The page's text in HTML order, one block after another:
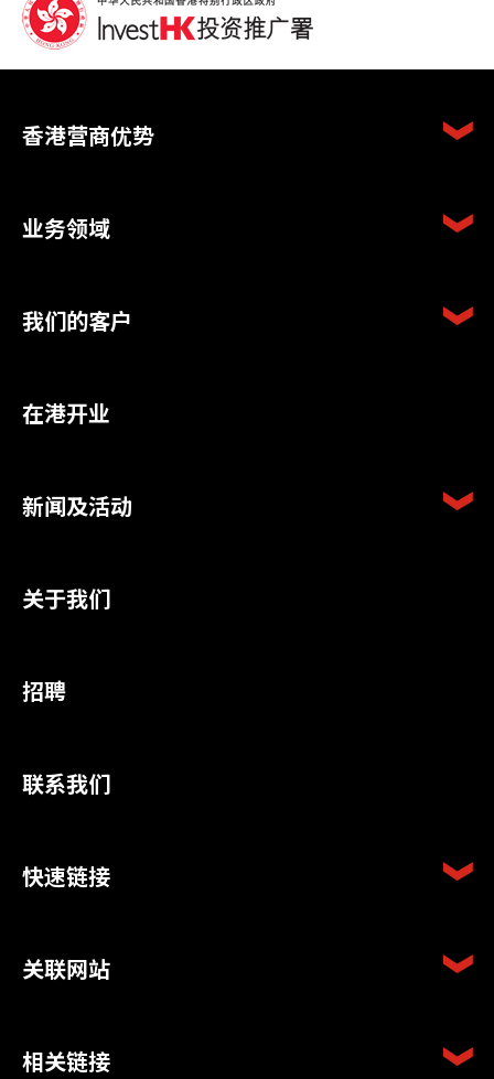
香港营商优势
业务领域
我们的客户
在港开业
新闻及活动
关于我们
招聘
联系我们
快速链接
关联网站
相关链接